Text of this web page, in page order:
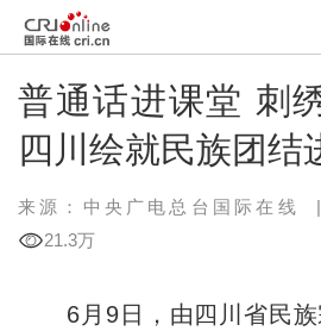
普通话进课堂
四川绘就民族团结
来源：中央广电总台国际在线
21.3万
6月9日，由四川省民族